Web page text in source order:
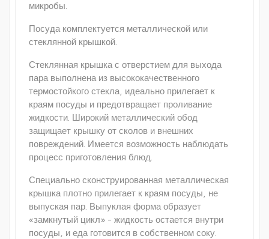
микробы.
Посуда комплектуется металлической или
стеклянной крышкой.
Стеклянная крышка с отверстием для выхода
пара выполнена из высококачественного
термостойкого стекла, идеально прилегает к
краям посуды и предотвращает проливание
жидкости. Широкий металлический обод
защищает крышку от сколов и внешних
повреждений. Имеется возможность наблюдать
процесс приготовления блюд.
Специально сконструированная металлическая
крышка плотно прилегает к краям посуды, не
выпуская пар. Выпуклая форма образует
«замкнутый цикл» - жидкость остается внутри
посуды, и еда готовится в собственном соку.